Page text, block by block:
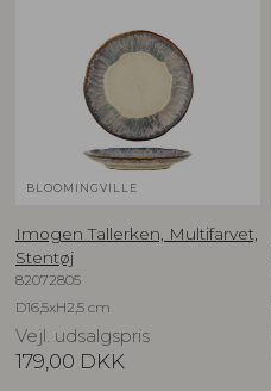
BLOOMINGVILLE
Imogen Tallerken, Multifarvet,
Stentøj
82072805
D16,5xH2,5 cm
Vejl. udsalgspris
179,00 DKK